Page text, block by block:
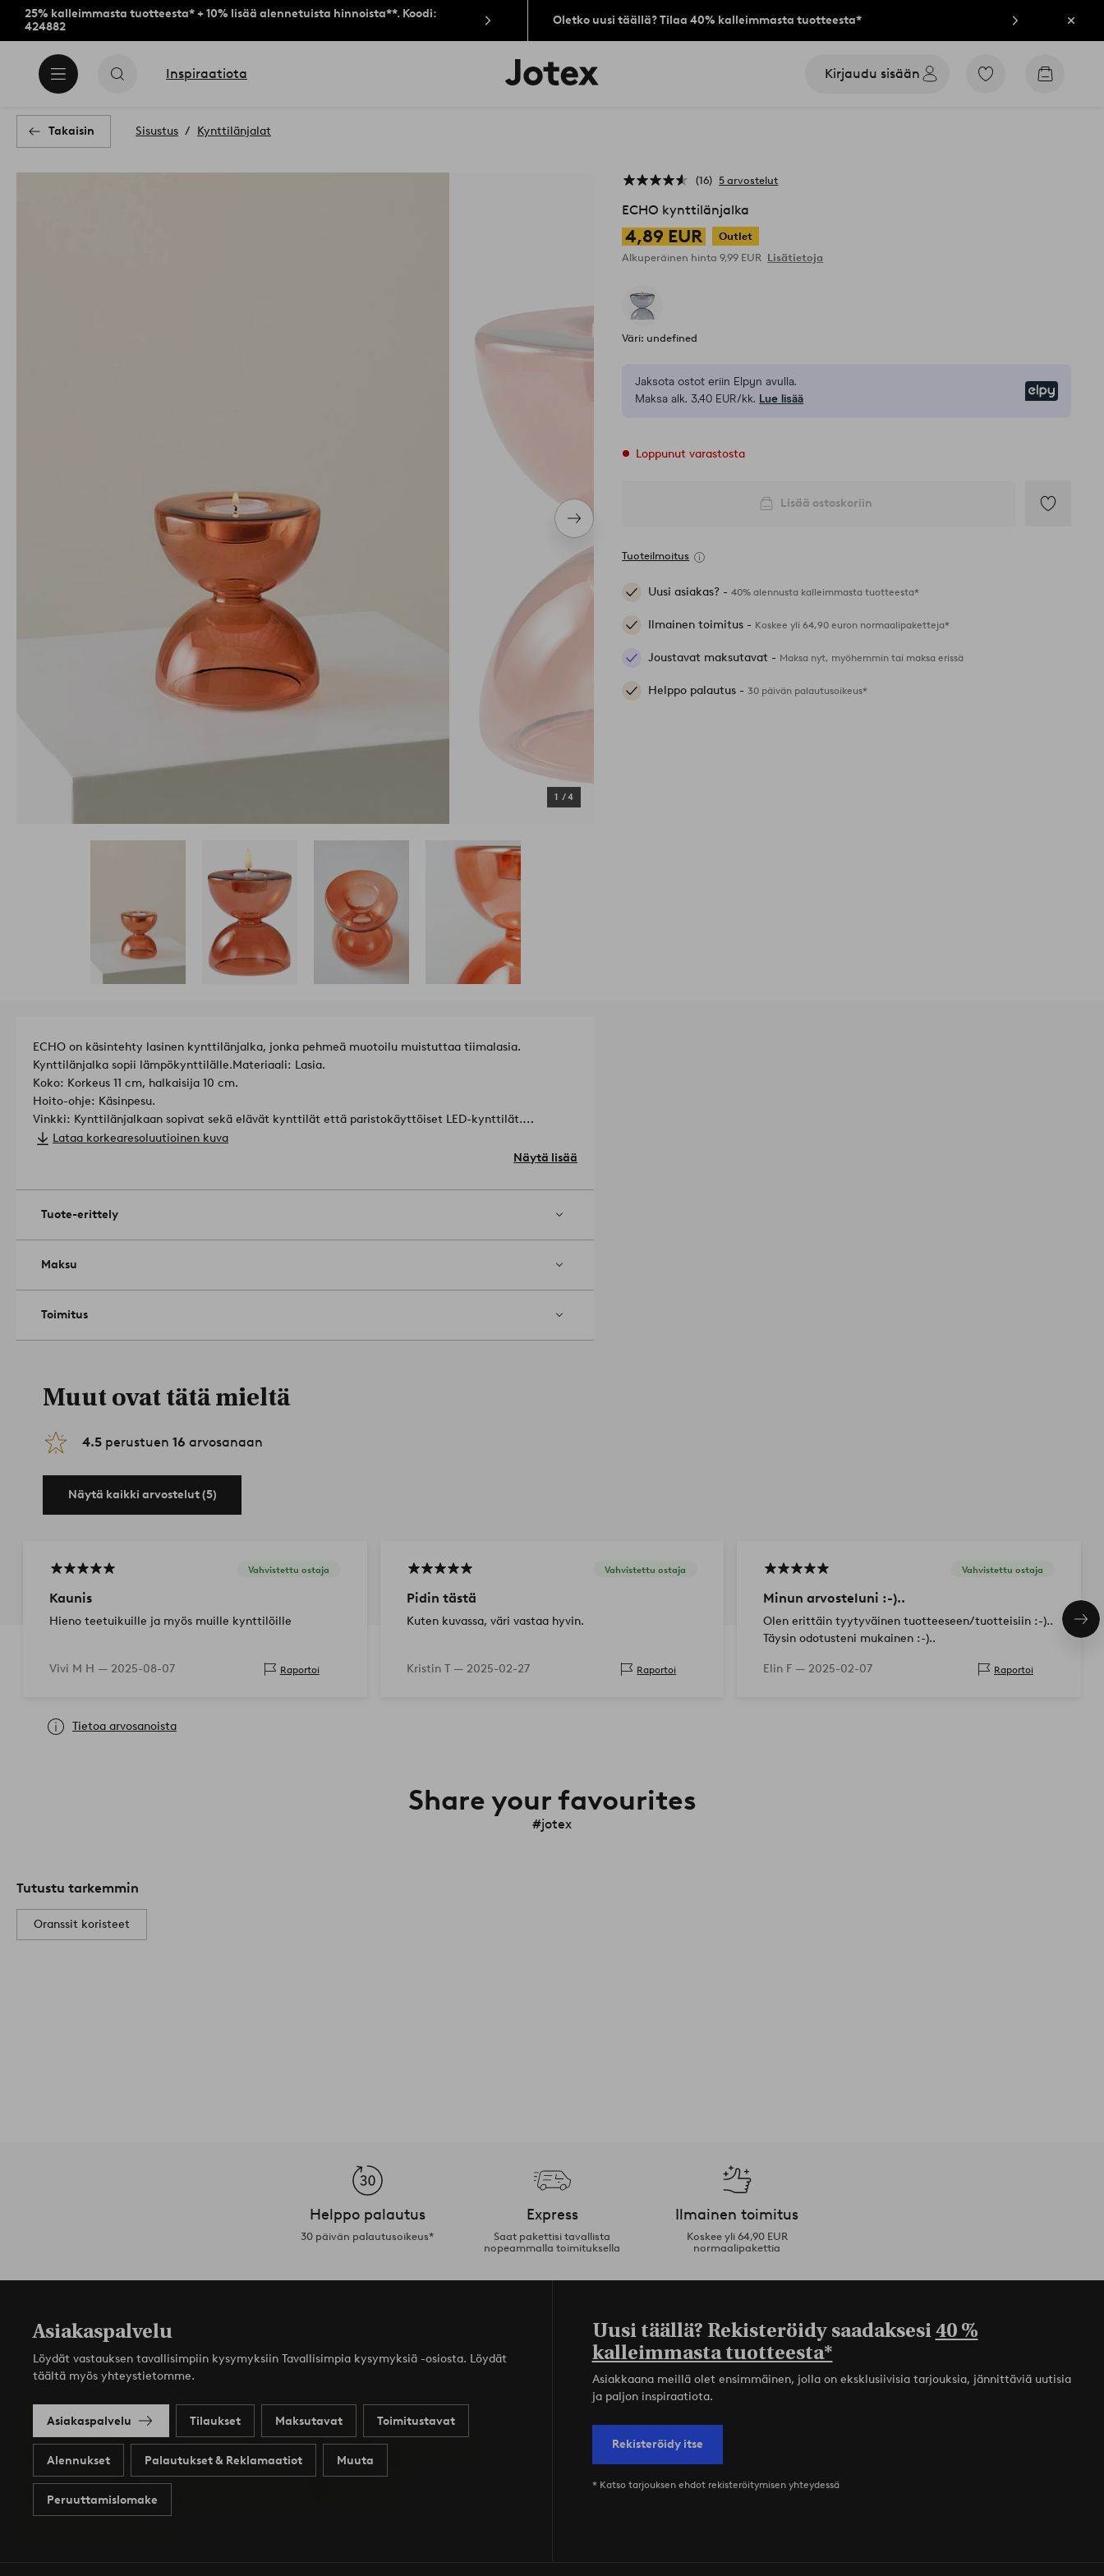
25% kalleimmasta tuotteesta* + 10% lisää alennetuista hinnoista**. Koodi:
424882
Oletko uusi täällä? Tilaa 40% kalleimmasta tuotteesta* Sulje
Inspiraatiota
Jotex-
logo
Kirjaudu sisään
Siirry
Siirry
Takaisin Sisustus Kynttilänjalat
Seuraava
tuote
1 /4
16 5 arvostelut
ECHO kynttilänjalka
4,89 EUR
Outlet
Alkuperäinen hinta9,99 EUR Lisätietoja
Väri: undefined
Jaksota ostot eriin Elpyn avulla.
Maksa alk. 3,40 EUR/kk. Lue lisää
Loppunut varastosta
Lisää ostoskoriin
Tuoteilmoitus
Uusi asiakas? -40% alennusta kalleimmasta tuotteesta*
Ilmainen toimitus - Koskee yli 64,90 euron normaalipaketteja*
Joustavat maksutavat - Maksa nyt, myöhemmin tai maksa erissä
Helppo palautus -30 päivän palautusoikeus*
ECHO on käsintehty lasinen kynttilänjalka, jonka pehmeä muotoilu muistuttaa tiimalasia.
Kynttilänjalka sopii lämpökynttilälle.Materiaali: Lasia.
Koko: Korkeus 11 cm, halkaisija 10 cm.
Hoito-ohje: Käsinpesu.
Vinkki: Kynttilänjalkaan sopivat sekä elävät kynttilät että paristokäyttöiset LED-kynttilät.
Jälkimmäinen on paloturvallinen vaihtoehto sekä ehdottomasti paras valinta kotiin, jossa on pieniä
Lataa korkearesoluutioinen kuva
Näytä lisää
Tuote-erittely
Maksu
Toimitus
Muut ovat tätä mieltä
4.5 perustuen 16 arvosanaan
Näytä kaikki arvostelut (5)
Vahvistettu ostaja
Kaunis
Hieno teetuikuille ja myös muille kynttilöille
Vivi M H — 2025-08-07 Raportoi
Vahvistettu ostaja
Pidin tästä
Kuten kuvassa, väri vastaa hyvin.
Kristin T — 2025-02-27 Raportoi
Vahvistettu ostaja
Minun arvosteluni :-)..
Olen erittäin tyytyväinen tuotteeseen/tuotteisiin :-)..
Täysin odotusteni mukainen :-)..
Elin F — 2025-02-07 Raportoi
Tietoa arvosanoista
Share your favourites
#jotex
Tutustu tarkemmin
Oranssit koristeet
Helppo palautus
30 päivän palautusoikeus*
Express
Saat pakettisi tavallista
nopeammalla toimituksella
Ilmainen toimitus
Koskee yli 64,90 EUR
normaalipakettia
Asiakaspalvelu
Löydät vastauksen tavallisimpiin kysymyksiin Tavallisimpia kysymyksiä -osiosta. Löydät
täältä myös yhteystietomme.
Asiakaspalvelu Tilaukset Maksutavat Toimitustavat
Alennukset Palautukset & Reklamaatiot Muuta
Peruuttamislomake
Uusi täällä? Rekisteröidy saadaksesi40 %
kalleimmasta tuotteesta*
Asiakkaana meillä olet ensimmäinen, jolla on eksklusiivisia tarjouksia, jännittäviä uutisia
ja paljon inspiraatiota.
Rekisteröidy itse
* Katso tarjouksen ehdot rekisteröitymisen yhteydessä